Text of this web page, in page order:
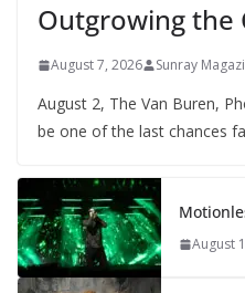
Outgrowing the
August 7, 2026 Sunray
August 2, The Van Buren,
be one of the last chances
August